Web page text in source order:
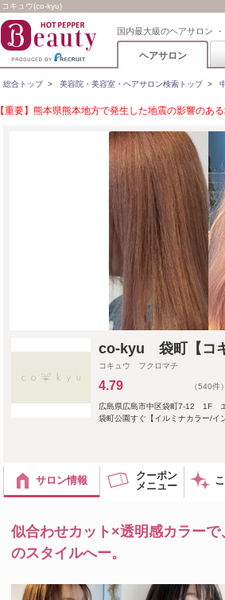
コキュウ(co-kyu)
国内最大級のヘアサロン
ヘアサロン
総合トップ> 美容院・美容室・ヘアサロン検索トップ>
【重要】熊本県熊本地方で発生した地震の影響のあ
co-kyu 袋町【コキ
コキュウ フクロマチ
4.79 （540件）
広島県広島市中区袋町7-12 1F
袋町公園すぐ【イルミナカラー/イ
サロン情報
クーポン
メニュー
似合わせカット×透明感カラー
のスタイルへー。